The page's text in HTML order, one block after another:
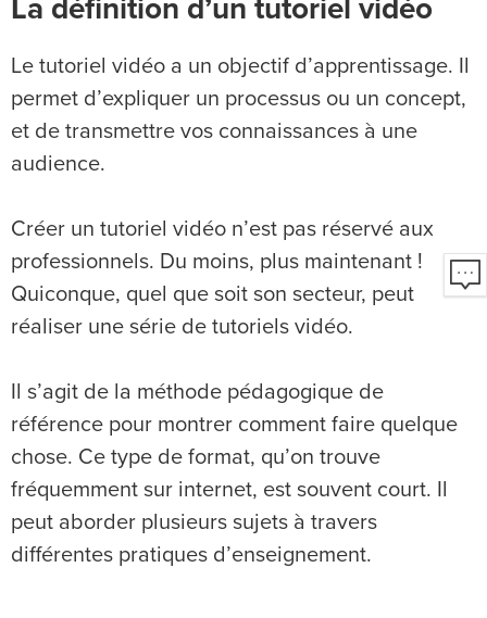
La définition d’un tutoriel vidéo
Le tutoriel vidéo a un objectif d’apprentissage. Il
permet d’expliquer un processus ou un concept,
et de transmettre vos connaissances à une
audience.
Créer un tutoriel vidéo n’est pas réservé aux
professionnels. Du moins, plus maintenant !
Quiconque, quel que soit son secteur, peut
réaliser une série de tutoriels vidéo.
Il s’agit de la méthode pédagogique de
référence pour montrer comment faire quelque
chose. Ce type de format, qu’on trouve
fréquemment sur internet, est souvent court. Il
peut aborder plusieurs sujets à travers
différentes pratiques d’enseignement.